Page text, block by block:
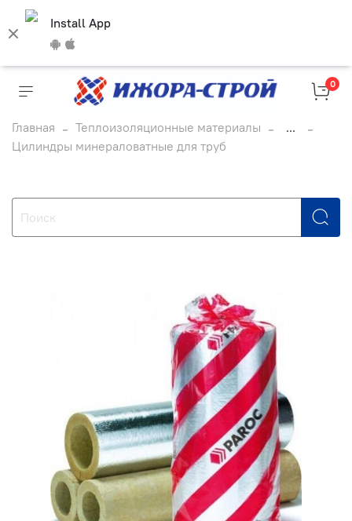
Install App
0
Главная Теплоизоляционные материалы
...
Цилиндры минераловатные для труб